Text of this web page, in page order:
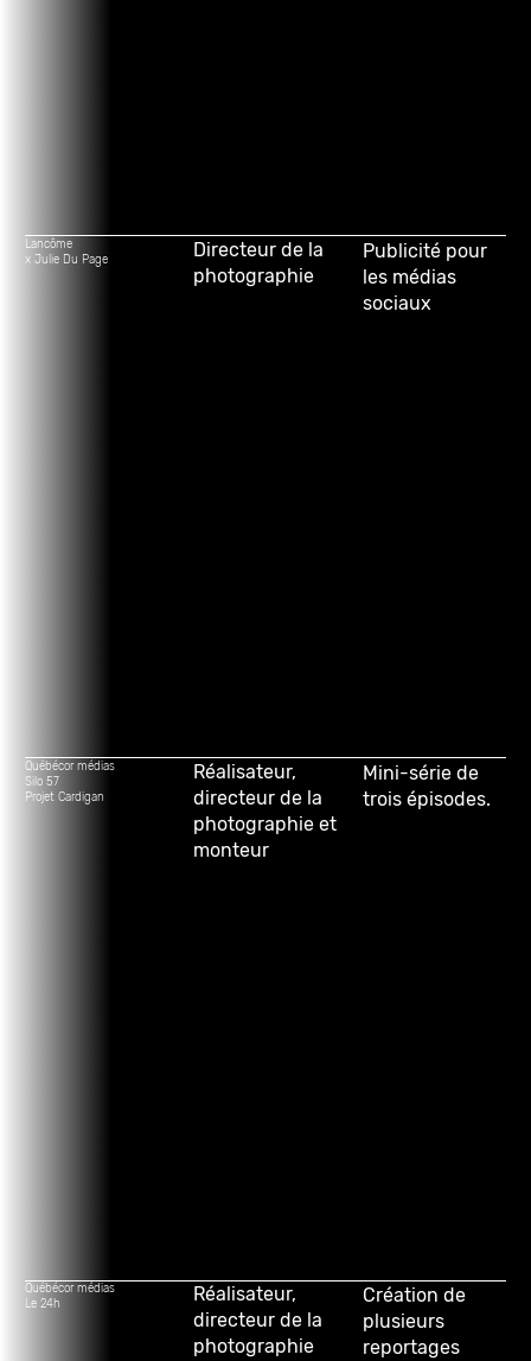
Lancôme
x Julie Du Page
Directeur de la
photographie
Publicité pour
les médias
sociaux
Québécor médias
Silo 57
Projet Cardigan
Réalisateur,
directeur de la
photographie et
monteur
Mini-série de
trois épisodes.
Québécor médias
Le 24h
Réalisateur,
directeur de la
photographie
Création de
plusieurs
reportages